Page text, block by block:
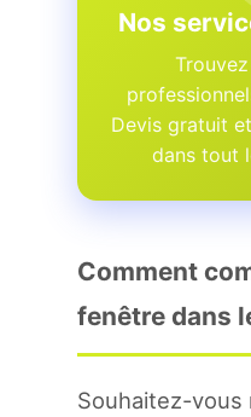
Nos
Devis gratuit
dans tout
Comment
fenêtre dans
Souhaitez-vous